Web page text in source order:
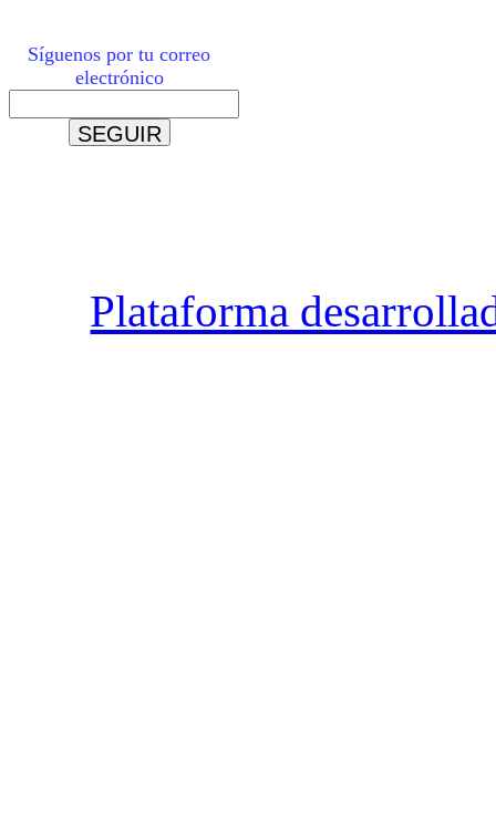
Síguenos por tu correo
electrónico
Plataforma